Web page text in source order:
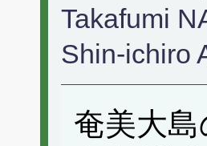
Takafumi
Shin-ichiro
奄美大